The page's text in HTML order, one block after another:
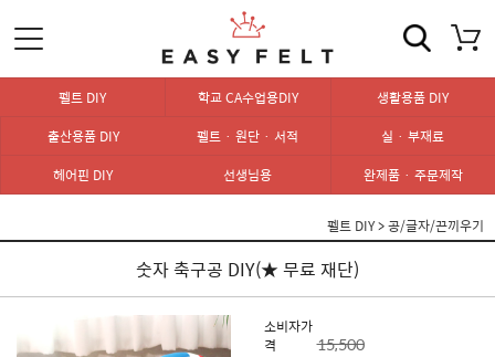
펠트 DIY 학교 CA수업용DIY
생활용품 DIY
출산용품 DIY
펠트 · 원단 · 서적
실 · 부재료
헤어핀 DIY
선생님용 완제품 · 주문제작
펠트 DIY>공/글자/끈끼우기
숫자 축구공 DIY(★ 무료 재단)
소비자가
격
15,500